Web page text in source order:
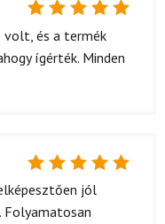
Értékelés:
5
volt, és a termék
ígérték. Minden
Értékelés:
jól